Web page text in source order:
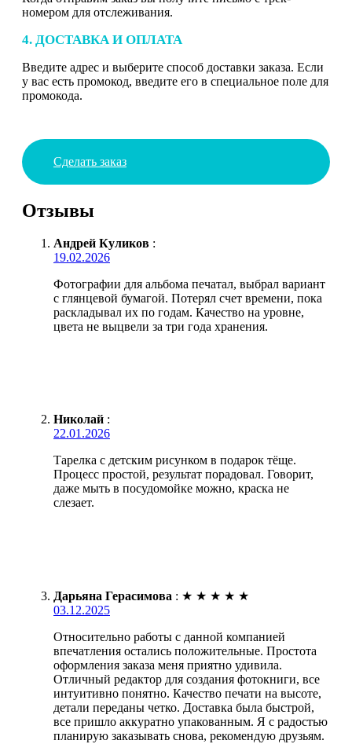
номером для отслеживания.
4. ДОСТАВКА И ОПЛАТА
Введите адрес и выберите способ доставки заказа. Если
у вас есть промокод, введите его в специальное поле для
промокода.
Сделать заказ
Отзывы
Андрей Куликов :
19.02.2026
Фотографии для альбома печатал, выбрал вариант
с глянцевой бумагой. Потерял счет времени, пока
раскладывал их по годам. Качество на уровне,
цвета не выцвели за три года хранения.
Николай :
22.01.2026
Тарелка с детским рисунком в подарок тёще.
Процесс простой, результат порадовал. Говорит,
даже мыть в посудомойке можно, краска не
слезает.
Дарьяна Герасимова : ★ ★ ★ ★ ★
03.12.2025
Относительно работы с данной компанией
впечатления остались положительные. Простота
оформления заказа меня приятно удивила.
Отличный редактор для создания фотокниги, все
интуитивно понятно. Качество печати на высоте,
детали переданы четко. Доставка была быстрой,
все пришло аккуратно упакованным. Я с радостью
планирую заказывать снова, рекомендую друзьям.